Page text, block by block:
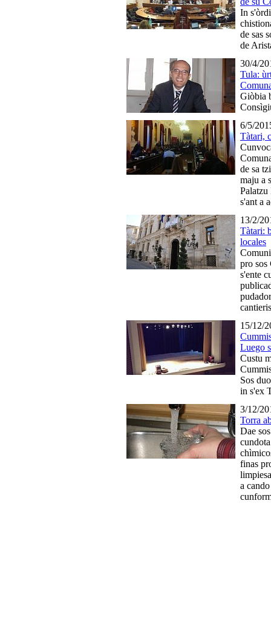
In
de sas
de
30/4/
Tula:
Giòbia
6/5/
Tàtari,
de sa
maju a
Palatzu
s'ant a
13/2/
Tàtari:
locales
pro sos
s'ente
15/12/
Luego
Custu
Sos
in s'ex
3/12/
Torra
Dae
finas
a